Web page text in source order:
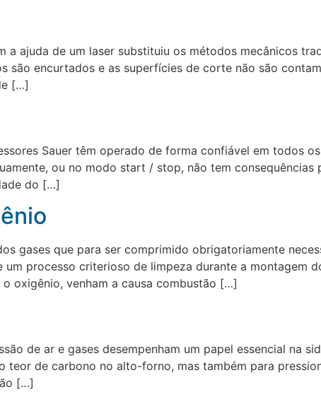
ajuda de um laser substituiu os métodos mecânicos
são encurtados e as superfícies de corte não são
[…]
Sauer têm operado de forma confiável em todos
ou no modo start / stop, não tem consequências
do […]
gases que para ser comprimido obrigatoriamente
processo criterioso de limpeza durante a montagem
oxigênio, venham a causa combustão […]
de ar e gases desempenham um papel essencial na
teor de carbono no alto-forno, mas também para
[…]